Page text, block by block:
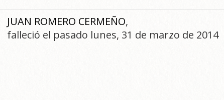
JUAN ROMERO CERMEÑO,
falleció el pasado lunes, 31 de marzo de 2014